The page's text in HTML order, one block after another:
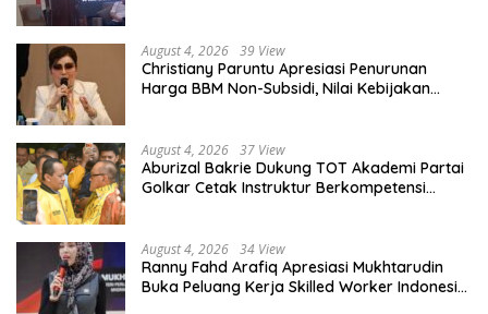
August 4, 2026 39 View
Christiany Paruntu Apresiasi Penurunan
Harga BBM Non-Subsidi, Nilai Kebijakan
August 4, 2026 37 View
Aburizal Bakrie Dukung TOT Akademi Partai
Golkar Cetak Instruktur Berkompetensi
August 4, 2026 34 View
Ranny Fahd Arafiq Apresiasi Mukhtarudin
Buka Peluang Kerja Skilled Worker Indonesia